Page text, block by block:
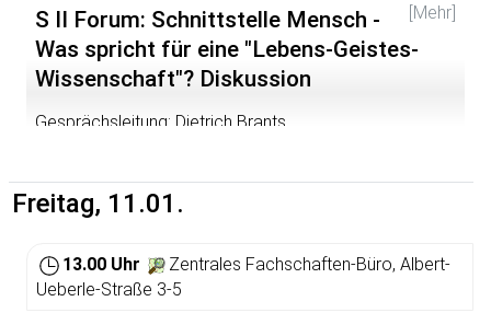
[Mehr]
S II Forum: Schnittstelle Mensch -
Was spricht für eine "Lebens-Geistes-
Wissenschaft"? Diskussion
Gesprächsleitung: Dietrich Brants
Prof. Dr. phil. Niels Birbaumer, Institut für Medizinische
Psychologie;
Prof. Dr. med. Johannes Dichgans, Hertie-Institut für
klinische Hirnforschung;
Freitag, 11.01.
13.00 Uhr
Zentrales Fachschaften-Büro, Albert-
Ueberle-Straße 3-5